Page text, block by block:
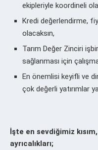
ekipleriyle koordineli
Kredi değerlendirme,
olacaksın,
Tarım Değer Zinciri
sağlanması için
En önemlisi keyifli ve
çok değerli yatırımlar
İşte en sevdiğimiz
ayrıcalıkları;